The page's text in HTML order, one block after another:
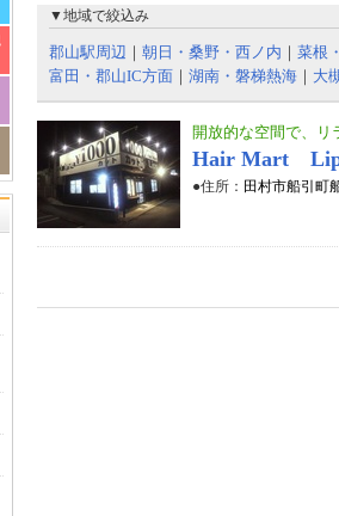
▼地域で絞込み
郡山駅周辺 ｜ 朝日・桑野・西ノ内 ｜ 菜根
富田・郡山IC方面 ｜ 湖南・磐梯熱海 ｜ 大
開放的な空間で、リ
Hair Mart
●住所： 田村市船引町